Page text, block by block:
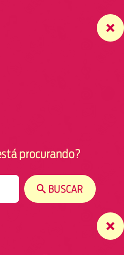
procurando?
BUSCAR